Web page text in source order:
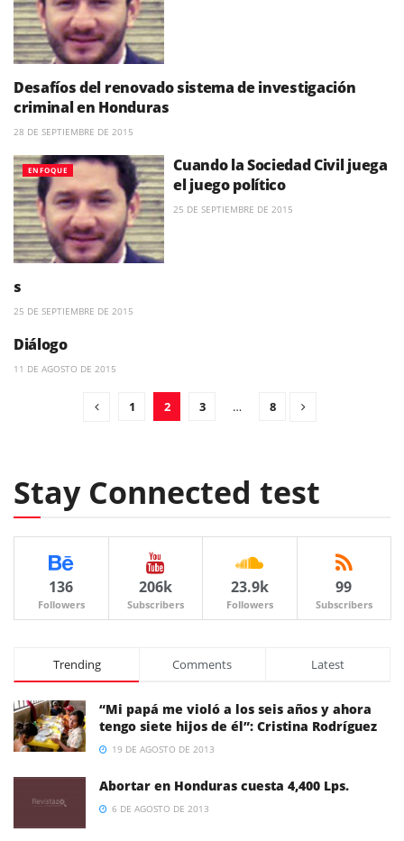
ENFOQUE
Desafíos del renovado sistema de investigación
criminal en Honduras
28 DE SEPTIEMBRE DE 2015
ENFOQUE
Cuando la Sociedad Civil juega
el juego político
25 DE SEPTIEMBRE DE 2015
s
25 DE SEPTIEMBRE DE 2015
ENFOQUE
Diálogo
11 DE AGOSTO DE 2015
1 2 3 … 8
Stay Connected test
136
Followers
206k
Subscribers
23.9k
Followers
99
Subscribers
Trending Comments Latest
“Mi papá me violó a los seis años y ahora
tengo siete hijos de él”: Cristina Rodríguez
19 DE AGOSTO DE 2013
Abortar en Honduras cuesta 4,400 Lps.
6 DE AGOSTO DE 2013